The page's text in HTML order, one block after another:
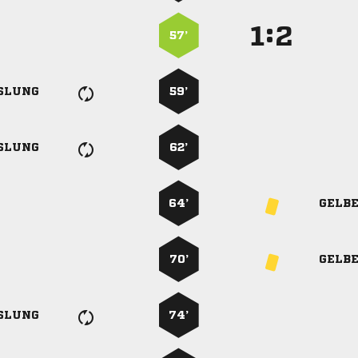
57’ :
59’
62’
64’
70’
74’